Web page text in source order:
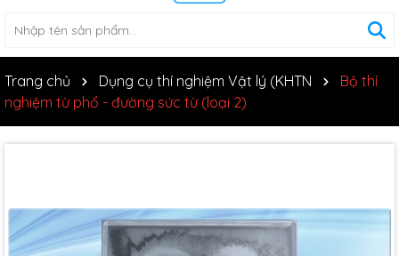
Trang chủ Dụng cụ thí nghiệm Vật lý (KHTN
Bộ thí
nghiệm từ phổ - đường sức từ (loại 2)